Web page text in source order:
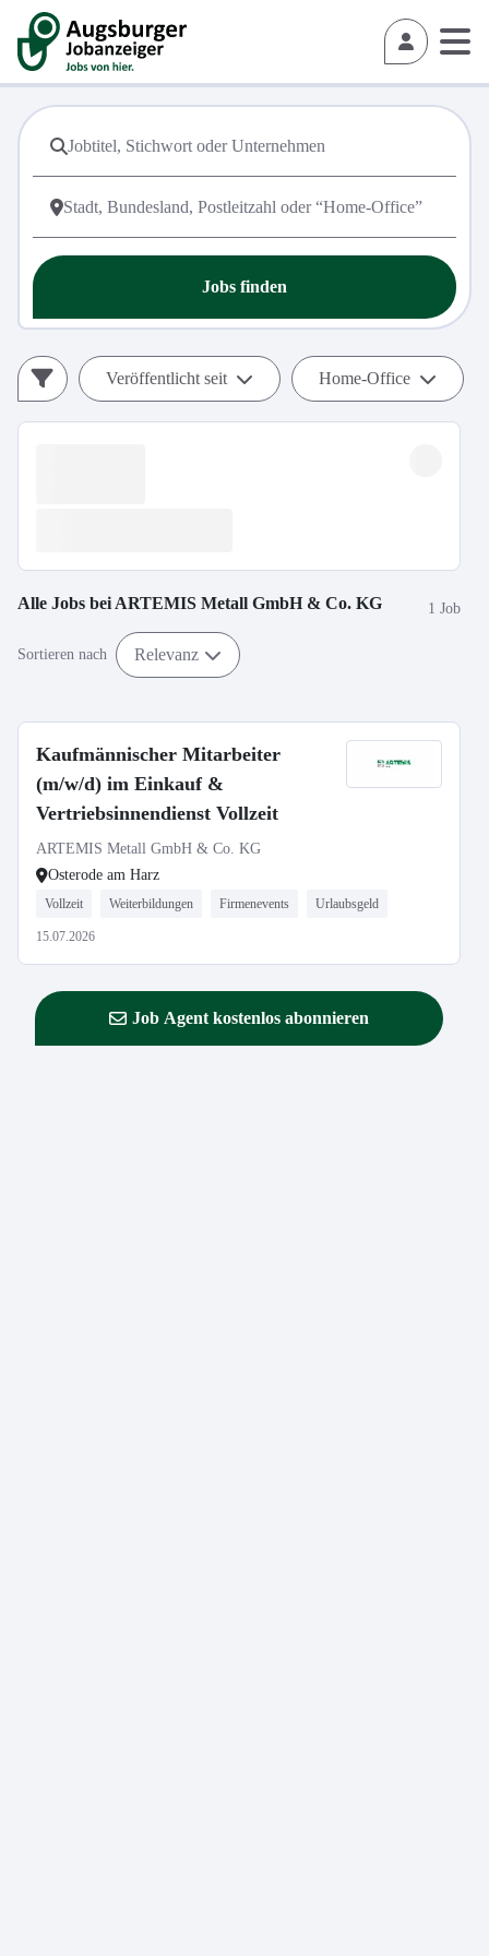
Jobs finden
Veröffentlicht seit Home-Office
Alle Jobs bei ARTEMIS Metall GmbH & Co. KG 1 Job
Sortieren nach Relevanz
Kaufmännischer Mitarbeiter
(m/w/d) im Einkauf &
Vertriebsinnendienst Vollzeit
ARTEMIS Metall GmbH & Co. KG
Osterode am Harz
Vollzeit Weiterbildungen Firmenevents Urlaubsgeld
15.07.2026
Job Agent kostenlos abonnieren